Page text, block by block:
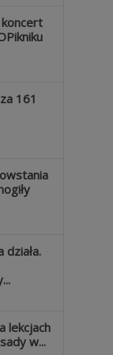
161
działa.
lekcjach
w...